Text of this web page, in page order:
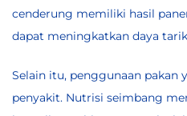
cenderung memiliki hasil
dapat meningkatkan daya
Selain itu, penggunaan pakan
penyakit. Nutrisi seimbang